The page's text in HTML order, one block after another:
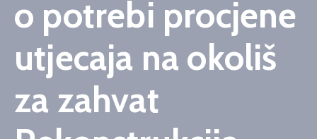
Izbori
Kontaktirajte
Nas
o potrebi procjene
utjecaja na okoliš
za zahvat